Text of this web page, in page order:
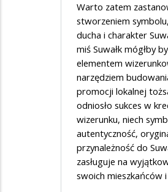
Warto zatem
stworzeniem
ducha i charakter
miś Suwałk mógłby
elementem
narzędziem
promocji lokalnej
odniosło sukces w
wizerunku, niech
autentyczność,
przynależność do
zasługuje na
swoich mieszkańców